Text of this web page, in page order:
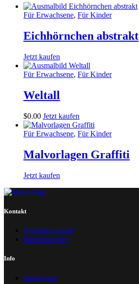
Für Erwachsene, Für Kinder
Eichhörnchen abstrakt
Jetzt kaufen
Für Erwachsene, Für Kinder
Weltall
$0.00 Jetzt kaufen
Für Erwachsene, Für Kinder
Malvorlagen Graffiti
Jetzt kaufen
Kontakt
Kontaktformular
Wissenswertes
Info
Impressum